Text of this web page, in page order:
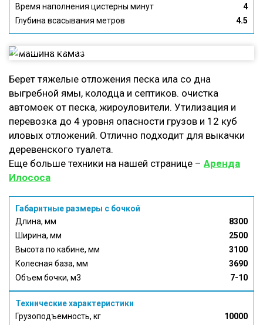
Время наполнения цистерны минут
4
Глубина всасывания метров
4.5
Илосос КО 507 на базе КАМАЗ
Берет тяжелые отложения песка ила со дна
выгребной ямы, колодца и септиков. очистка
автомоек от песка, жироуловители. Утилизация и
перевозка до 4 уровня опасности грузов и 12 куб
иловых отложений. Отлично подходит для выкачки
деревенского туалета.
Еще больше техники на нашей странице – Аренда
Илососа
Габаритные размеры с бочкой
Длина, мм
8300
Ширина, мм
2500
Высота по кабине, мм
3100
Колесная база, мм
3690
Объем бочки, м3
7-10
Технические характеристики
Грузоподъемность, кг
10000